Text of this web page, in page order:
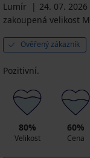
Lumír
24. 07. 2026
zakoupená velikost M
Ověřený zákazník
Pozitivní.
80%
Velikost
60%
Cena